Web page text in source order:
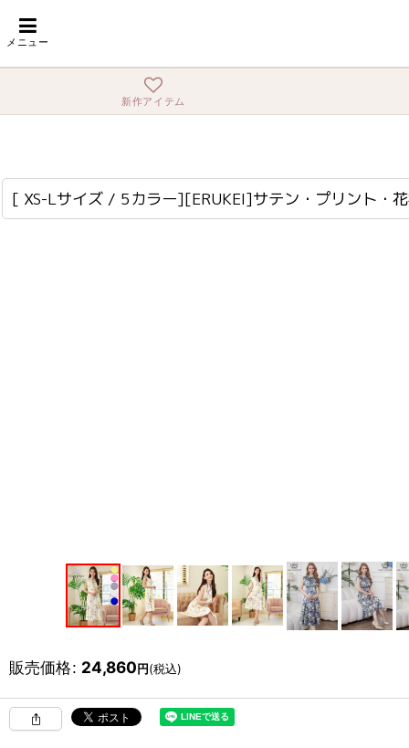
メニュー
新作アイテム
ホーム
[ XS-Lサイズ / 5カラー][ERUKEI]サテン・プリント・
販売価格: 24,860円(税込)